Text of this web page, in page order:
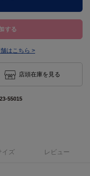
する
はこちら >
店頭在庫を見る
55015
イズ レビュー